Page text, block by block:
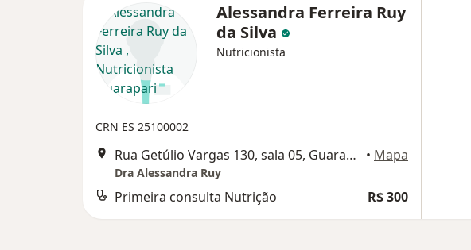
Alessandra Ferreira Ruy
da Silva
Nutricionista
CRN ES 25100002
Rua Getúlio Vargas 130, sala 05, Guarapari • Mapa
Dra Alessandra Ruy
Primeira consulta Nutrição R$ 300